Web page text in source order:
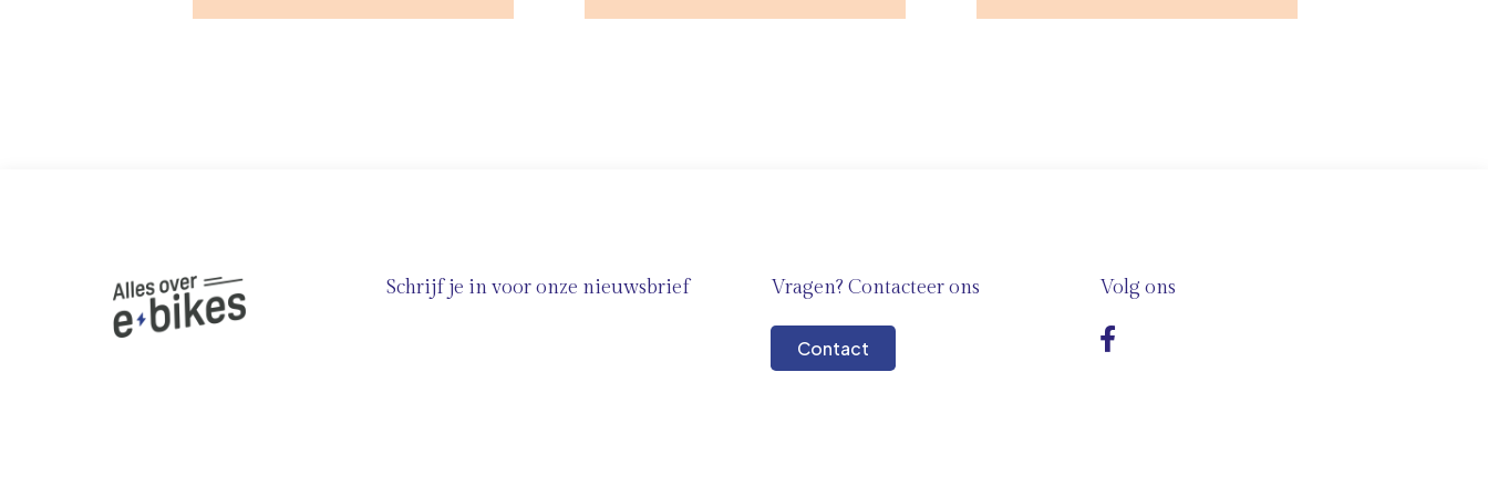
Schrijf je in voor onze nieuwsbrief Vragen? Contacteer ons
Contact
Volg ons